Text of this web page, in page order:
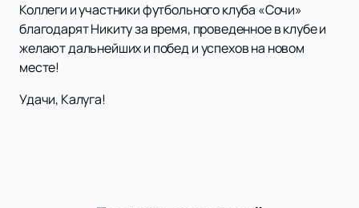
Коллеги и участники футбольного клуба «Сочи»
благодарят Никиту за время, проведенное в клубе и
желают дальнейших и побед и успехов на новом
месте!
Удачи, Калуга!